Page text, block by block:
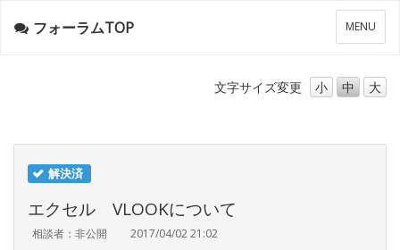
メ
ニ
ー
MENU
フォーラムTOP
文字サイズ変更 小 中 大
解決済
エクセル VLOOKについて
相談者：非公開 2017/04/02 21:02